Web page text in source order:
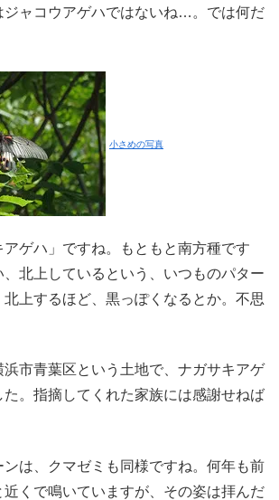
ジャコウアゲハではないね…。では何だ
小さめの写真
アゲハ」ですね。もともと南方種です
北上しているという、いつものパター
北上するほど、黒っぽくなるとか。不思
浜市青葉区という土地で、ナガサキアゲ
。指摘してくれた家族には感謝せねば
ンは、クマゼミも同様ですね。何年も前
くで鳴いていますが、その姿は拝んだ